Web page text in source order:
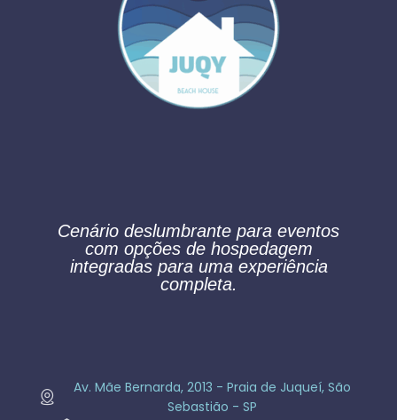
Accessories
Imperdiet mauris a nontin
Cenário deslumbrante para eventos
com opções de hospedagem
integradas para uma experiência
completa.
Av. Mãe Bernarda, 2013​ - Praia de Juqueí, São
Sebastião - SP